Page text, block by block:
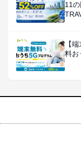
11
【
料お